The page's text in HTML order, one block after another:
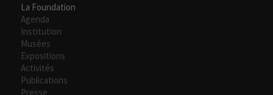
La Foundation
Agenda
Institution
Musées
Expositions
Activités
Publications
Presse